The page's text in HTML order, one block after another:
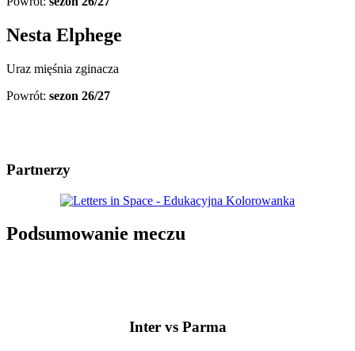
Nesta Elphege
Uraz mięśnia zginacza
Powrót: sezon 26/27
Partnerzy
Podsumowanie meczu
Inter vs Parma